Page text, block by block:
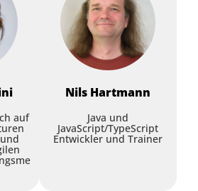
auf
Nils Hartmann
Java und
JavaScript/TypeScript
Entwickler und Trainer